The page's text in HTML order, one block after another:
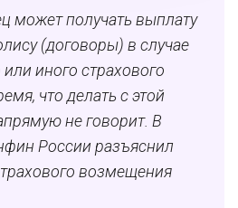
может получать выплату
(договоры) в случае
иного страхового
что делать с этой
не говорит. В
России разъяснил
возмещения